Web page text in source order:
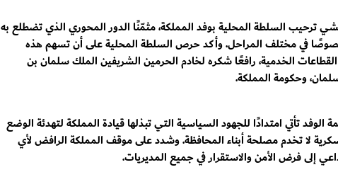
ترحيب السلطة المحلية بوفد المملكة، مثمّنًا الدور المحوري الذي تضطلع به
في مختلف المراحل. وأكد حرص السلطة المحلية على أن تسهم هذه
القطاعات الخدمية، رافعًا شكره لخادم الحرمين الشريفين الملك سلمان بن
وحكومة المملكة.
الوفد تأتي امتدادًا للجهود السياسية التي تبذلها قيادة المملكة لتهدئة الوضع
لا تخدم مصلحة أبناء المحافظة. وشدد على موقف المملكة الرافض لأي
إلى فرض الأمن والاستقرار في جميع المديريات.